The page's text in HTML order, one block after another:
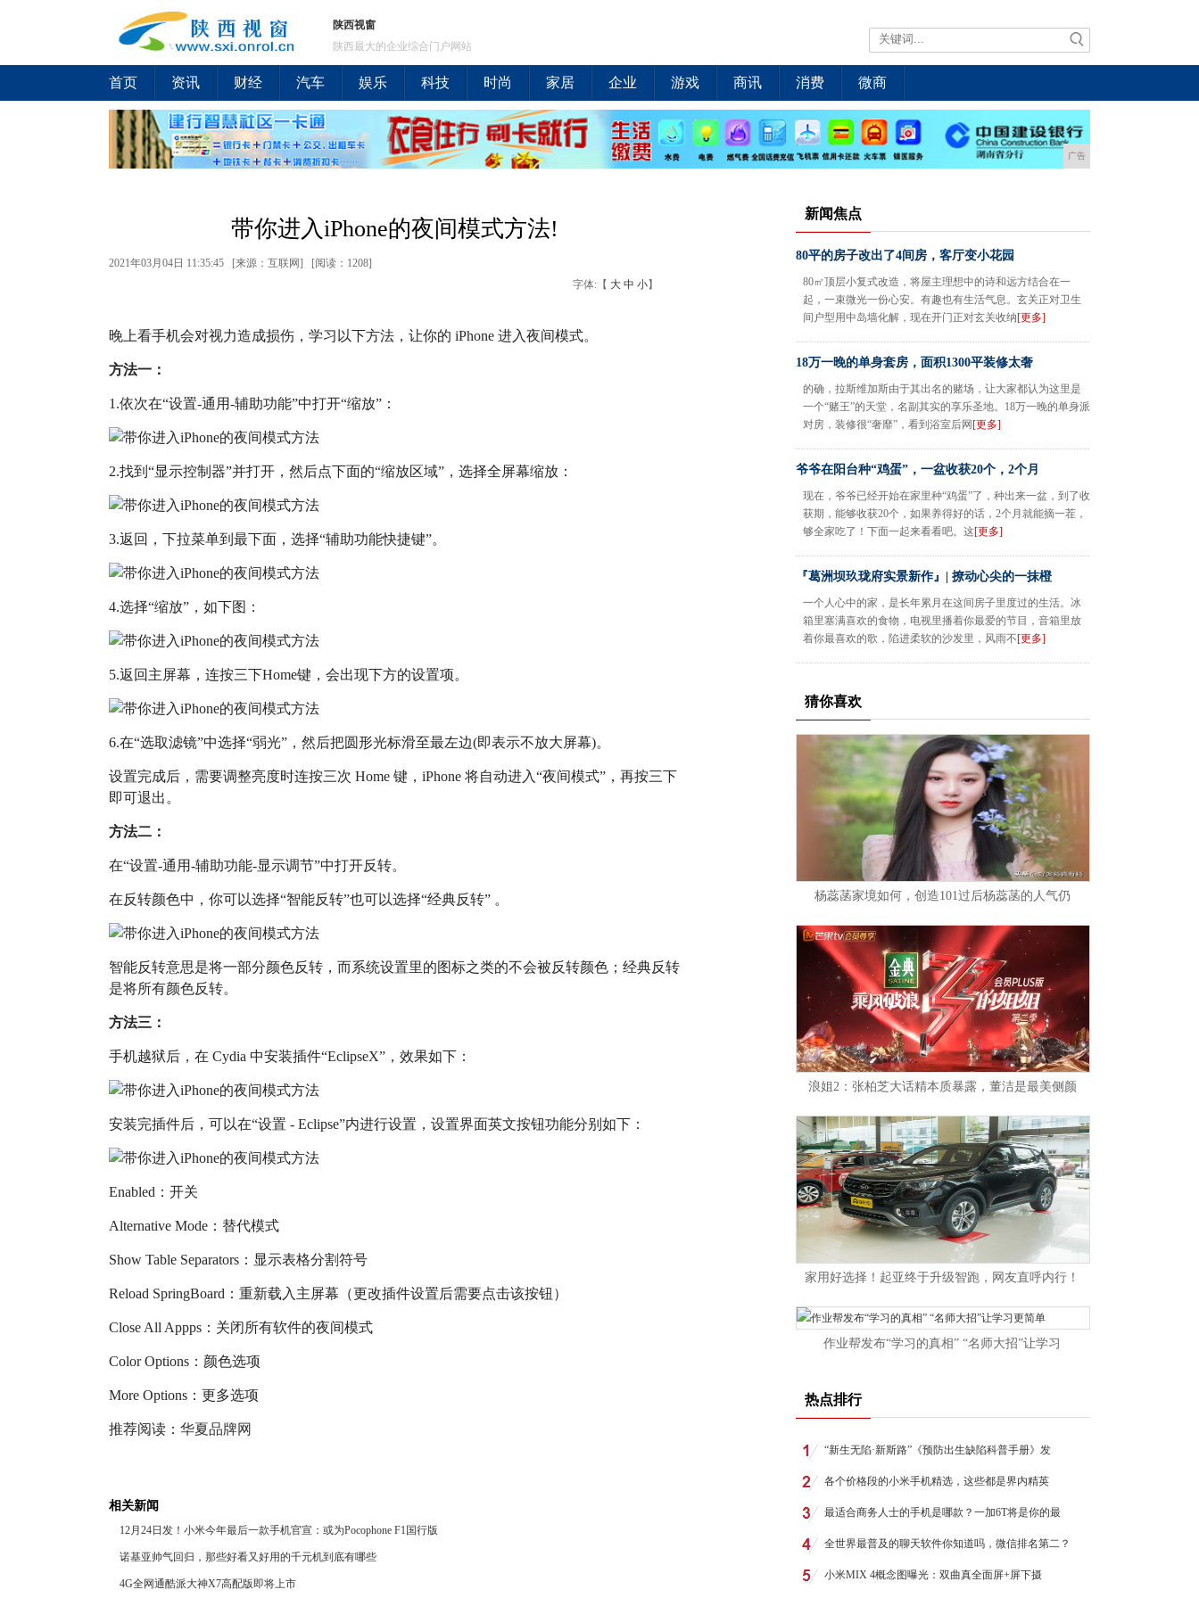
陕西视窗
陕西最大的企业综合门户网站
首页 资讯 财经 汽车 娱乐 科技 时尚 家居 企业 游戏 商讯 消费 微商
广告
带你进入iPhone的夜间模式方法!
2021年03月04日 11:35:45 [来源：互联网] [阅读：1208]
字体:【 大 中 小】
晚上看手机会对视力造成损伤，学习以下方法，让你的 iPhone 进入夜间模式。
方法一：
1.依次在“设置-通用-辅助功能”中打开“缩放”：
2.找到“显示控制器”并打开，然后点下面的“缩放区域”，选择全屏幕缩放：
3.返回，下拉菜单到最下面，选择“辅助功能快捷键”。
4.选择“缩放”，如下图：
5.返回主屏幕，连按三下Home键，会出现下方的设置项。
6.在“选取滤镜”中选择“弱光”，然后把圆形光标滑至最左边(即表示不放大屏幕)。
设置完成后，需要调整亮度时连按三次 Home 键，iPhone 将自动进入“夜间模式”，再按三下
即可退出。
方法二：
在“设置-通用-辅助功能-显示调节”中打开反转。
在反转颜色中，你可以选择“智能反转”也可以选择“经典反转” 。
智能反转意思是将一部分颜色反转，而系统设置里的图标之类的不会被反转颜色；经典反转
是将所有颜色反转。
方法三：
手机越狱后，在 Cydia 中安装插件“EclipseX”，效果如下：
安装完插件后，可以在“设置 - Eclipse”内进行设置，设置界面英文按钮功能分别如下：
Enabled：开关
Alternative Mode：替代模式
Show Table Separators：显示表格分割符号
Reload SpringBoard：重新载入主屏幕（更改插件设置后需要点击该按钮）
Close All Appps：关闭所有软件的夜间模式
Color Options：颜色选项
More Options：更多选项
推荐阅读： 华夏品牌网
相关新闻
12月24日发！小米今年最后一款手机官宣：或为Pocophone F1国行版
诺基亚帅气回归，那些好看又好用的千元机到底有哪些
4G全网通酷派大神X7高配版即将上市
新闻焦点
80平的房子改出了4间房，客厅变小花园
80㎡顶层小复式改造，将屋主理想中的诗和远方结合在一
起，一束微光一份心安。有趣也有生活气息。玄关正对卫生
间户型用中岛墙化解，现在开门正对玄关收纳[更多]
18万一晚的单身套房，面积1300平装修太奢
的确，拉斯维加斯由于其出名的赌场，让大家都认为这里是
一个“赌王”的天堂，名副其实的享乐圣地。18万一晚的单身派
对房，装修很“奢靡”，看到浴室后网 [更多]
爷爷在阳台种“鸡蛋”，一盆收获20个，2个月
现在，爷爷已经开始在家里种“鸡蛋”了，种出来一盆，到了收
获期，能够收获20个，如果养得好的话，2个月就能摘一茬，
够全家吃了！下面一起来看看吧。这[更多]
『葛洲坝玖珑府实景新作』| 撩动心尖的一抹橙
一个人心中的家，是长年累月在这间房子里度过的生活。冰
箱里塞满喜欢的食物，电视里播着你最爱的节目，音箱里放
着你最喜欢的歌，陷进柔软的沙发里，风雨不[更多]
猜你喜欢
杨蕊菡家境如何，创造101过后杨蕊菡的人气仍
浪姐2：张柏芝大话精本质暴露，董洁是最美侧颜
家用好选择！起亚终于升级智跑，网友直呼内行！
作业帮发布“学习的真相” “名师大招”让学习
热点排行
“新生无陷·新斯路”《预防出生缺陷科普手册》发
各个价格段的小米手机精选，这些都是界内精英
最适合商务人士的手机是哪款？一加6T将是你的最
全世界最普及的聊天软件你知道吗，微信排名第二？
小米MIX 4概念图曝光：双曲真全面屏+屏下摄